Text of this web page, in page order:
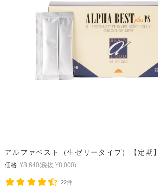
アルファベスト（生ゼリータイプ）【定期】
価格: ¥8,640(税抜 ¥8,000)
22件